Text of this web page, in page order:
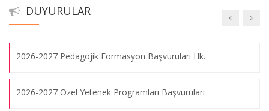
DUYURULAR
Atatürk Eğitim Fakültesi Dekanlığı'nda görev devir ve teslim
2026-2027 Pedagojik Formasyon Başvuruları Hk.
2026-2027 Özel Yetenek Programları Başvuruları
06.08.2026
Genç Azerbaycanlı Sanatçılardan Marmara Üniversitesi’nde